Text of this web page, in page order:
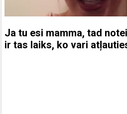
Ja tu esi mamma, tad
ir tas laiks, ko vari